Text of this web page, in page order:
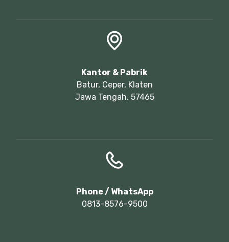
Kantor & Pabrik
Batur, Ceper, Klaten
Jawa Tengah. 57465
Phone / WhatsApp
0813-8576-9500